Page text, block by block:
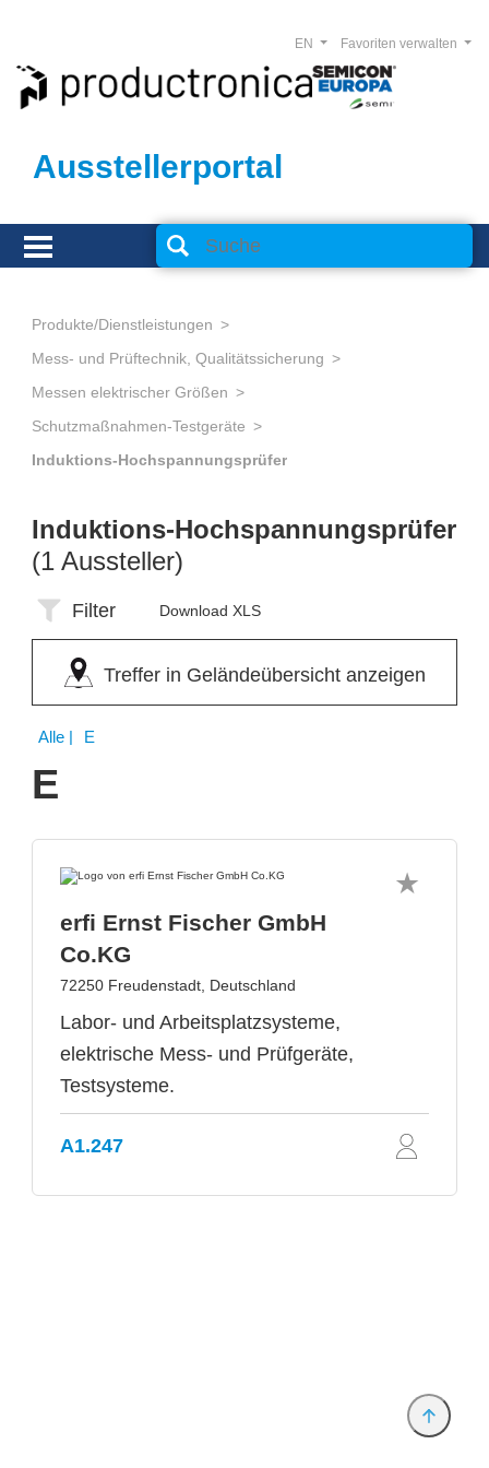
Ausstellerportal
Favoriten verwalten
EN
Produkte/Dienstleistungen
Mess- und Prüftechnik, Qualitätssicherung
Messen elektrischer Größen
Schutzmaßnahmen-Testgeräte
Induktions-Hochspannungsprüfer
Induktions-Hochspannungsprüfer
(1 Aussteller)
Filter Download XLS
Treffer in Geländeübersicht anzeigen
Alle | E
E
erfi Ernst Fischer GmbH
Co.KG
72250 Freudenstadt, Deutschland
Labor- und Arbeitsplatzsysteme,
elektrische Mess- und Prüfgeräte,
Testsysteme.
A1.247